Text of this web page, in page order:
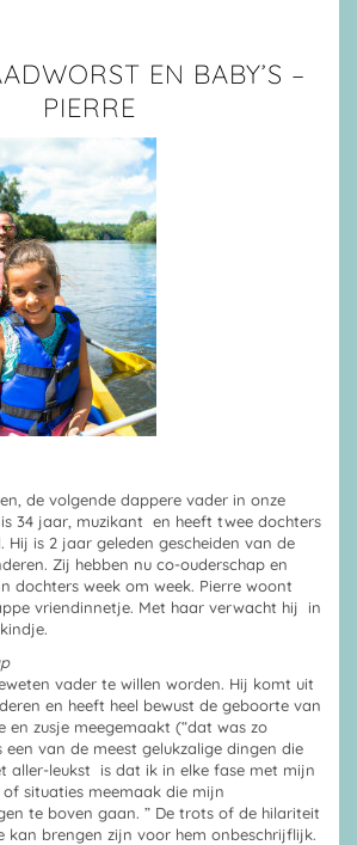
EN BABY’S –
PIERRE
de volgende dappere vader in onze
is 34 jaar, muzikant en heeft twee dochters
Hij is 2 jaar geleden gescheiden van de
Zij hebben nu co-ouderschap en
dochters week om week. Pierre woont
vriendinnetje. Met haar verwacht hij in
vader te willen worden. Hij komt uit
en heeft heel bewust de geboorte van
en zusje meegemaakt (“dat was zo
een van de meest gelukzalige dingen die
aller-leukst is dat ik in elke fase met mijn
of situaties meemaak die mijn
te boven gaan. ” De trots of de hilariteit
kan brengen zijn voor hem onbeschrijflijk.